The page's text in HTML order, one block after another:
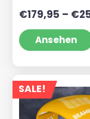
€179,95 – €
Ansehen
SALE!